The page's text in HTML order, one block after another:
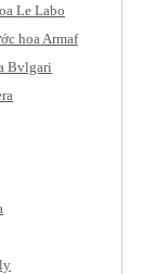
Le Labo
hoa Armaf
Bvlgari